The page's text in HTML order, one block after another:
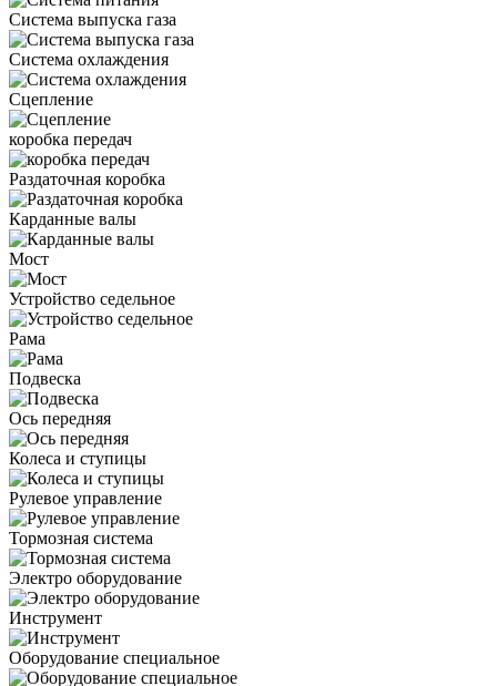
Система выпуска газа
Система охлаждения
Сцепление
коробка передач
Раздаточная коробка
Карданные валы
Мост
Устройство седельное
Рама
Подвеска
Ось передняя
Колеса и ступицы
Рулевое управление
Тормозная система
Электро оборудование
Инструмент
Оборудование специальное